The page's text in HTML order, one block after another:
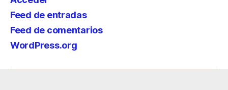
Feed de entradas
Feed de comentarios
WordPress.org